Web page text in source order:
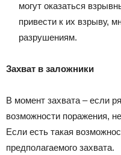
могут оказаться
привести к их взрыву,
разрушениям.
Захват в заложники
В момент захвата – если
возможности поражения,
Если есть такая
предполагаемого захвата.